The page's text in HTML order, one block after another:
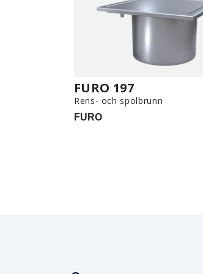
FURO 197
Rens- och spolbrunn
FURO